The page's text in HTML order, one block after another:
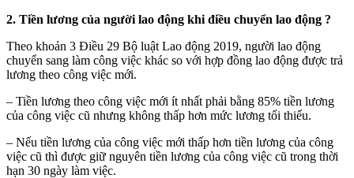
2. Tiền lương của người lao động khi điều chuyển lao động ?
Theo khoản 3 Điều 29 Bộ luật Lao động 2019, người lao động
chuyển sang làm công việc khác so với hợp đồng lao động được trả
lương theo công việc mới.
– Tiền lương theo công việc mới ít nhất phải bằng 85% tiền lương
của công việc cũ nhưng không thấp hơn mức lương tối thiểu.
– Nếu tiền lương của công việc mới thấp hơn tiền lương của công
việc cũ thì được giữ nguyên tiền lương của công việc cũ trong thời
hạn 30 ngày làm việc.